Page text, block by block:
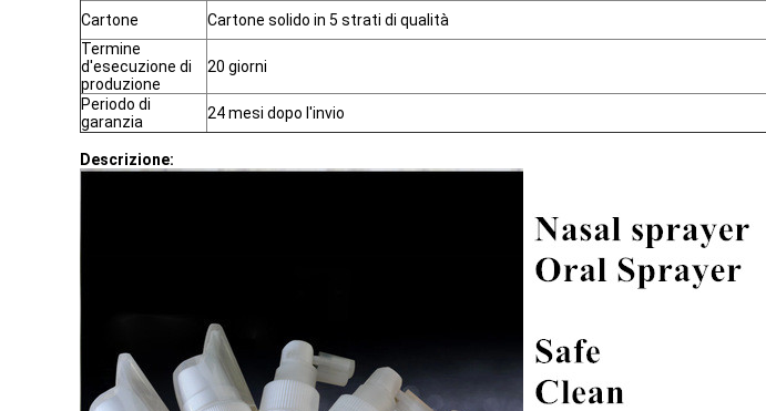
Cartone
Cartone solido in 5 strati di qualità
Termine
d'esecuzione di
produzione
20 giorni
Periodo di
garanzia
24 mesi dopo l'invio
Descrizione: